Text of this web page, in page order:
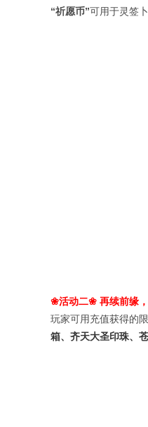
“祈愿币”可用于灵签
❀活动二❀ 再续前缘
玩家可用充值获得的
箱、齐天大圣印珠、